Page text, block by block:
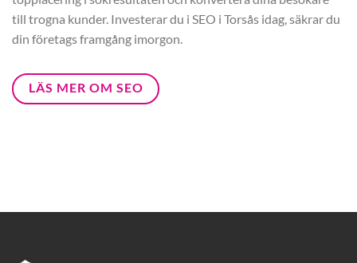
till trogna kunder. Investerar du i SEO i Torsås idag, säkrar du
din företags framgång imorgon.
LÄS MER OM SEO